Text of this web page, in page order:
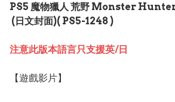
PS5 魔物獵人 荒野 Monster
(日文封面)( PS5-1248 )
注意此版本語言只支援英/日
【遊戲影片】